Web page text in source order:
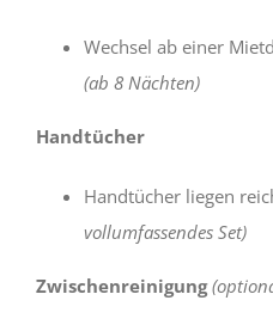
Wechsel ab einer
(ab 8 Nächten)
Handtücher
Handtücher liegen
vollumfassendes Set)
Zwischenreinigung